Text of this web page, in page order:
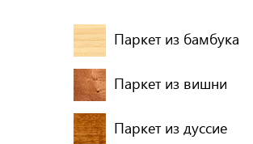
Паркет из бамбука
Паркет из вишни
Паркет из дуссие